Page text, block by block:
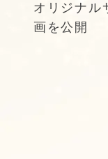
オリジナル
画を公開